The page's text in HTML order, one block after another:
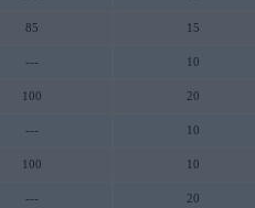
85 15
--- 10
100 20
--- 10
100 10
--- 20